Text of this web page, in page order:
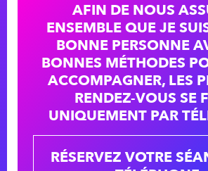
AFIN DE NOUS
ENSEMBLE QUE JE
BONNE PERSONNE
BONNES MÉTHODES
ACCOMPAGNER, LES
RENDEZ-VOUS SE
UNIQUEMENT PAR
RÉSERVEZ VOTRE